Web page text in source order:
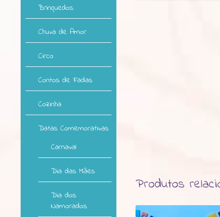
Produtos
Brinquedos
Chuva de Amor
Circo
Contos de Fadas
Cozinha
Datas Comemorativas
Carnaval
Dia das Mães
Dia dos
Namorados